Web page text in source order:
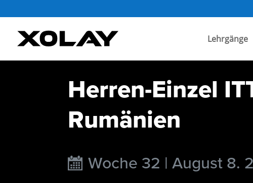
Lehrgänge
Herren-Einzel
Rumänien
Woche 32 | August 8.